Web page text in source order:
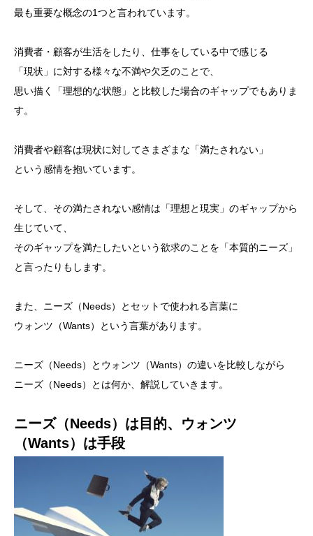
最も重要な概念の1つと言われています。
消費者・顧客が生活をしたり、仕事をしている中で感じる
「現状」に対する様々な不満や欠乏のことで、
思い描く「理想的な状態」と比較した場合のギャップでもありま
す。
消費者や顧客は現状に対してさまざまな「満たされない」
という感情を抱いています。
そして、その満たされない感情は「理想と現実」のギャップから
生じていて、
そのギャップを満たしたいという欲求のことを「本質的ニーズ」
と言ったりもします。
また、ニーズ（Needs）とセットで使われる言葉に
ウォンツ（Wants）という言葉があります。
ニーズ（Needs）とウォンツ（Wants）の違いを比較しながら
ニーズ（Needs）とは何か、解説していきます。
ニーズ（Needs）は目的、ウォンツ
（Wants）は手段